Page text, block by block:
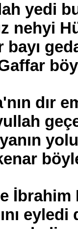
yedi
nehyi
dır
İbrahim
eyledi